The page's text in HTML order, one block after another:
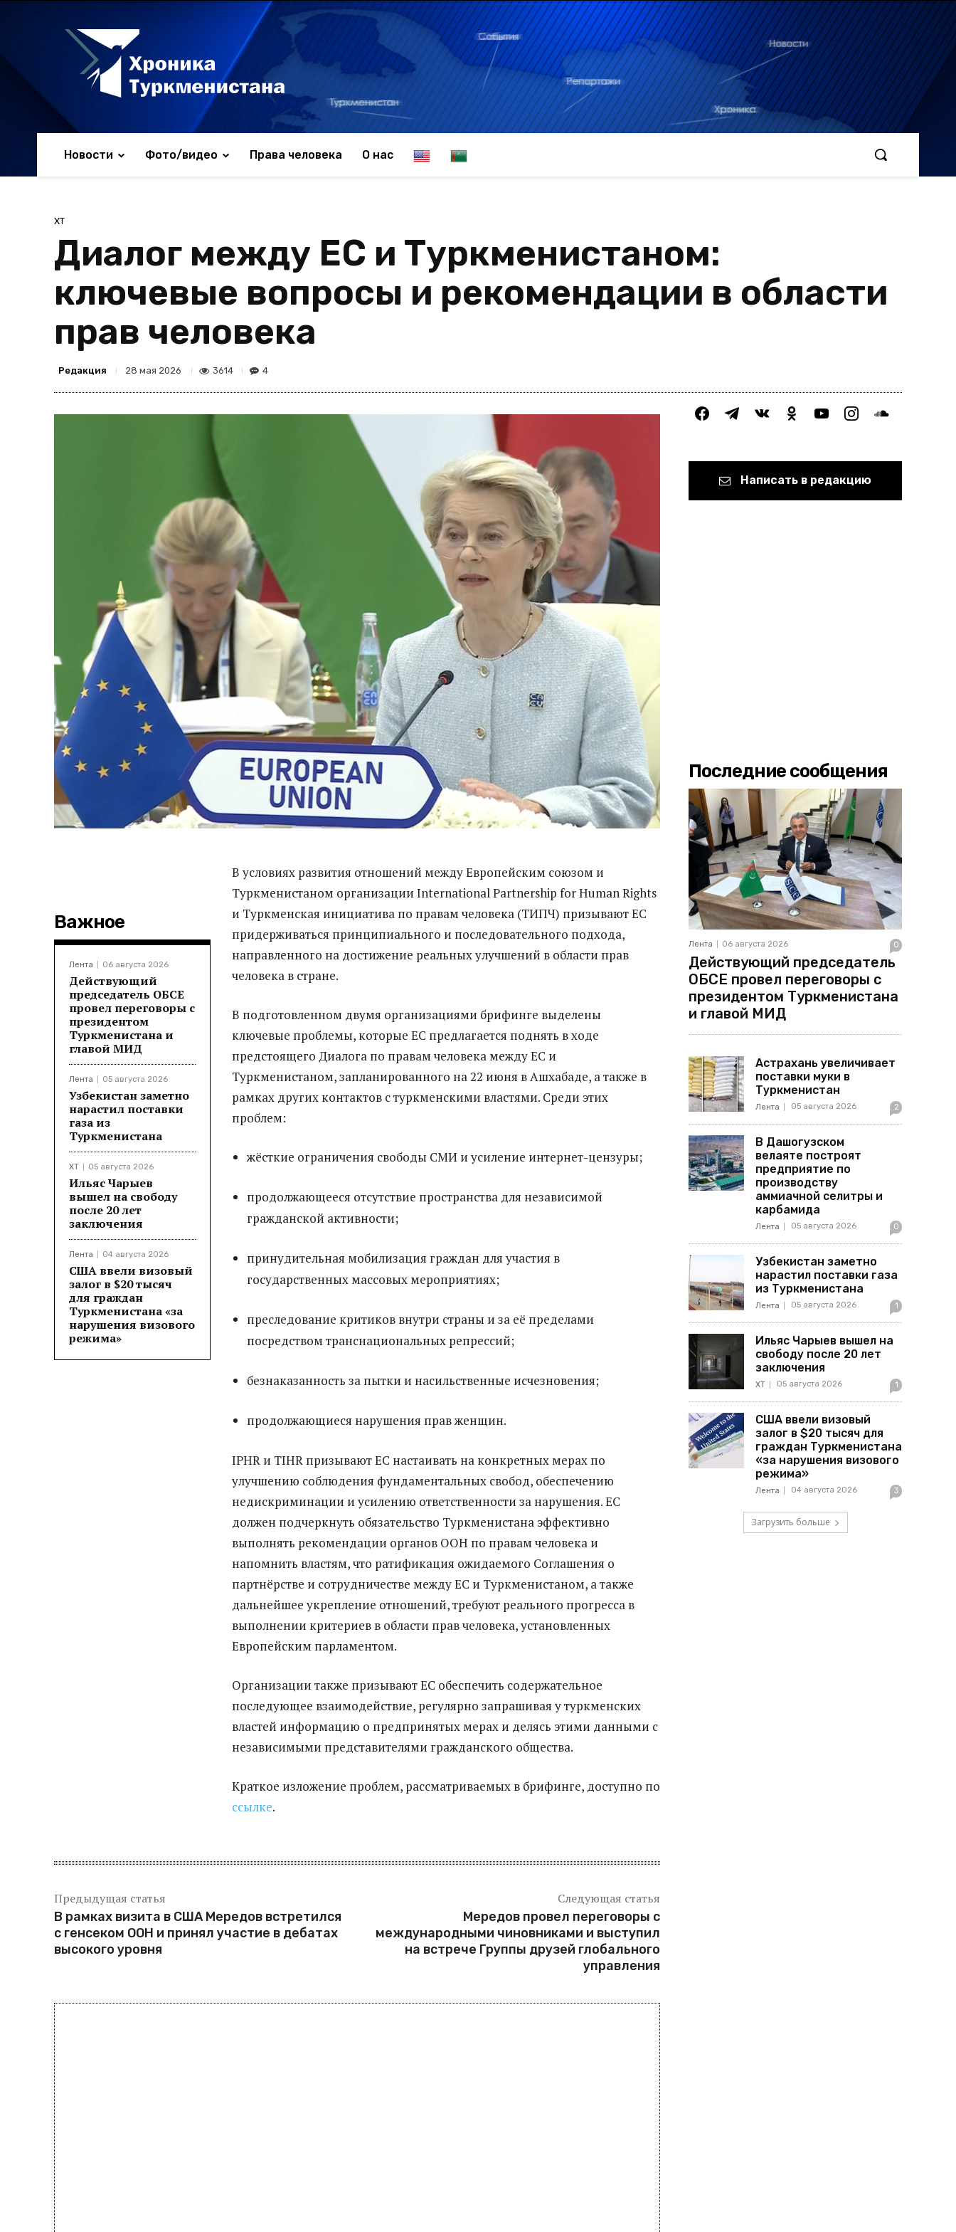
Новости Фото/видео Права человека О нас E
l
h
T
k
n
c
ХТ
Диалог между ЕС и Туркменистаном:
ключевые вопросы и рекомендации в области
прав человека
Редакция 28 мая 2026 3614 4
Важное
Лента 06 августа 2026
Действующий
председатель ОБСЕ
провел переговоры с
президентом
Туркменистана и
главой МИД
Лента 05 августа 2026
Узбекистан заметно
нарастил поставки
газа из
Туркменистана
ХТ 05 августа 2026
Ильяс Чарыев
вышел на свободу
после 20 лет
заключения
Лента 04 августа 2026
США ввели визовый
залог в $20 тысяч
для граждан
Туркменистана «за
нарушения визового
режима»
В условиях развития отношений между Европейским союзом и
Туркменистаном организации International Partnership for Human Rights
и Туркменская инициатива по правам человека (ТИПЧ) призывают ЕС
придерживаться принципиального и последовательного подхода,
направленного на достижение реальных улучшений в области прав
человека в стране.
В подготовленном двумя организациями брифинге выделены
ключевые проблемы, которые ЕС предлагается поднять в ходе
предстоящего Диалога по правам человека между ЕС и
Туркменистаном, запланированного на 22 июня в Ашхабаде, а также в
рамках других контактов с туркменскими властями. Среди этих
проблем:
жёсткие ограничения свободы СМИ и усиление интернет-цензуры;
продолжающееся отсутствие пространства для независимой
гражданской активности;
принудительная мобилизация граждан для участия в
государственных массовых мероприятиях;
преследование критиков внутри страны и за её пределами
посредством транснациональных репрессий;
безнаказанность за пытки и насильственные исчезновения;
продолжающиеся нарушения прав женщин.
IPHR и TIHR призывают ЕС настаивать на конкретных мерах по
улучшению соблюдения фундаментальных свобод, обеспечению
недискриминации и усилению ответственности за нарушения. ЕС
должен подчеркнуть обязательство Туркменистана эффективно
выполнять рекомендации органов ООН по правам человека и
напомнить властям, что ратификация ожидаемого Соглашения о
партнёрстве и сотрудничестве между ЕС и Туркменистаном, а также
дальнейшее укрепление отношений, требуют реального прогресса в
выполнении критериев в области прав человека, установленных
Европейским парламентом.
Организации также призывают ЕС обеспечить содержательное
последующее взаимодействие, регулярно запрашивая у туркменских
властей информацию о предпринятых мерах и делясь этими данными с
независимыми представителями гражданского общества.
Краткое изложение проблем, рассматриваемых в брифинге, доступно по
ссылке.
Предыдущая статья
В рамках визита в США Мередов встретился
с генсеком ООН и принял участие в дебатах
высокого уровня
Следующая статья
Мередов провел переговоры с
международными чиновниками и выступил
на встрече Группы друзей глобального
управления
facebooktelegramvkontakteodnoklassniki
youtubeinstagramsoundcloud
Написать в редакцию
Последние сообщения
Лента 06 августа 2026 0
Действующий председатель
ОБСЕ провел переговоры с
президентом Туркменистана
и главой МИД
Астрахань увеличивает
поставки муки в
Туркменистан
Лента 05 августа 2026 2
В Дашогузском
велаяте построят
предприятие по
производству
аммиачной селитры и
карбамида
Лента 05 августа 2026 0
Узбекистан заметно
нарастил поставки газа
из Туркменистана
Лента 05 августа 2026 1
Ильяс Чарыев вышел на
свободу после 20 лет
заключения
ХТ 05 августа 2026 1
США ввели визовый
залог в $20 тысяч для
граждан Туркменистана
«за нарушения визового
режима»
Лента 04 августа 2026 3
Загрузить больше